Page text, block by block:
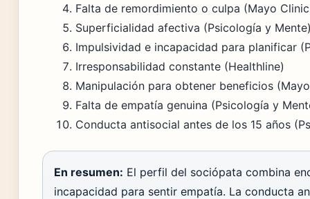
Falta de remordimiento o culpa (Mayo
Superficialidad afectiva (Psicología y
Impulsividad e incapacidad para planificar
Irresponsabilidad constante (Healthline)
Manipulación para obtener beneficios
Falta de empatía genuina (Psicología y
Conducta antisocial antes de los 15 años
En resumen: El perfil del sociópata combina
incapacidad para sentir empatía. La conducta